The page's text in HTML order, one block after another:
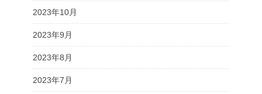
2023年10月
2023年9月
2023年8月
2023年7月